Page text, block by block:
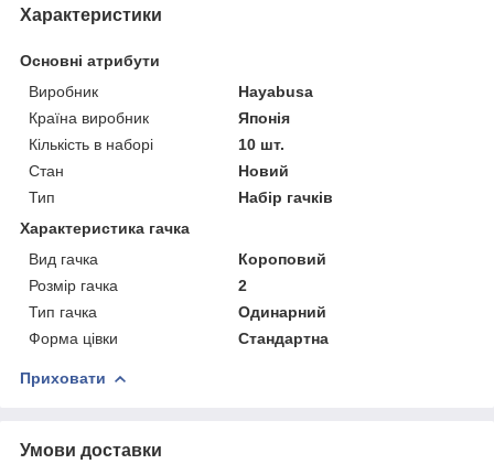
Характеристики
Основні атрибути
Виробник
Hayabusa
Країна виробник
Японія
Кількість в наборі
10 шт.
Стан
Новий
Тип
Набір гачків
Характеристика гачка
Вид гачка
Короповий
Розмір гачка
2
Тип гачка
Одинарний
Форма цівки
Стандартна
Приховати
Умови доставки